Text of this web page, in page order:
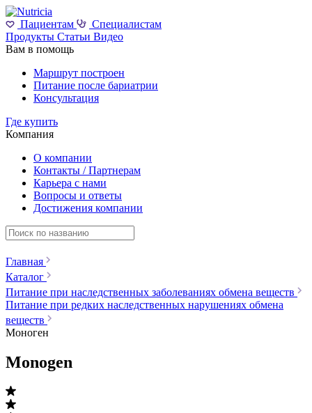
Пациентам
Специалистам
Продукты Статьи Видео
Вам в помощь
Маршрут построен
Питание после бариатрии
Консультация
Где купить
Компания
О компании
Контакты / Партнерам
Карьера с нами
Вопросы и ответы
Достижения компании
Главная
Каталог
Питание при наследственных заболеваниях обмена веществ
Питание при редких наследственных нарушениях обмена
веществ
Моноген
Monogen